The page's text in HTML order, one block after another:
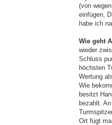
(von
einfügen,
habe ich
Wie geht
wieder
Schluss
höchsten
Wertung
Wie
besitzt
bezahlt.
Ort fügt